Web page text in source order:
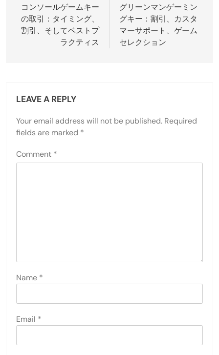
コンソールゲームキー
の取引：タイミング、
割引、そしてベストプ
ラクティス
グリーンマンゲーミン
グキー：割引、カスタ
マーサポート、ゲーム
セレクション
LEAVE A REPLY
Your email address will not be published. Required
fields are marked *
Comment *
Name *
Email *